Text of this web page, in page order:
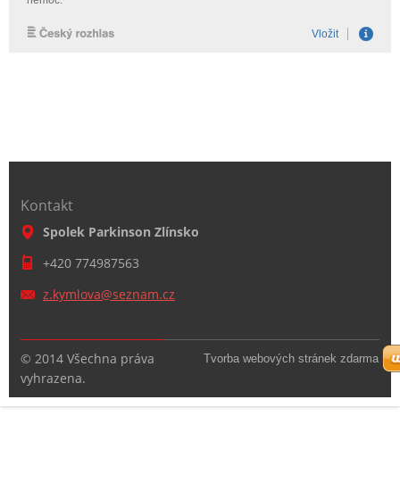
Kontakt
Spolek Parkinson Zlínsko
+420 774987563
z.kymlova@seznam.cz
© 2014 Všechna práva
vyhrazena.
Tvorba webových stránek zdarma